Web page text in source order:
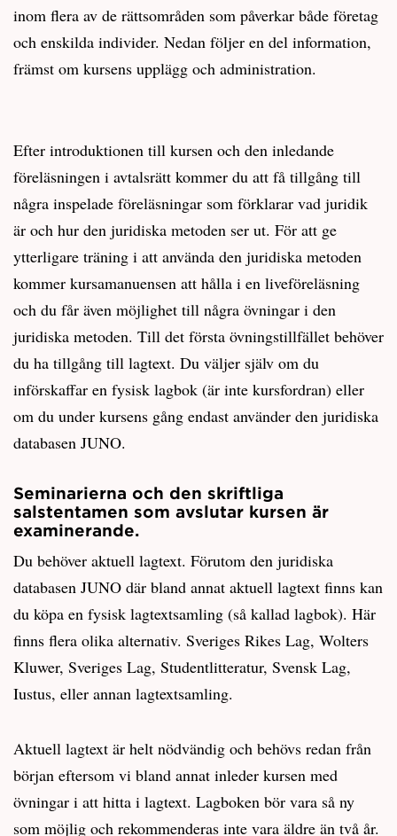
inom flera av de rättsområden som påverkar både företag
och enskilda individer. Nedan följer en del information,
främst om kursens upplägg och administration.
Efter introduktionen till kursen och den inledande
föreläsningen i avtalsrätt kommer du att få tillgång till
några inspelade föreläsningar som förklarar vad juridik
är och hur den juridiska metoden ser ut. För att ge
ytterligare träning i att använda den juridiska metoden
kommer kursamanuensen att hålla i en liveföreläsning
och du får även möjlighet till några övningar i den
juridiska metoden. Till det första övningstillfället behöver
du ha tillgång till lagtext. Du väljer själv om du
införskaffar en fysisk lagbok (är inte kursfordran) eller
om du under kursens gång endast använder den juridiska
databasen JUNO.
Seminarierna och den skriftliga
salstentamen som avslutar kursen är
examinerande.
Du behöver aktuell lagtext. Förutom den juridiska
databasen JUNO där bland annat aktuell lagtext finns kan
du köpa en fysisk lagtextsamling (så kallad lagbok). Här
finns flera olika alternativ. Sveriges Rikes Lag, Wolters
Kluwer, Sveriges Lag, Studentlitteratur, Svensk Lag,
Iustus, eller annan lagtextsamling.
Aktuell lagtext är helt nödvändig och behövs redan från
början eftersom vi bland annat inleder kursen med
övningar i att hitta i lagtext. Lagboken bör vara så ny
som möjlig och rekommenderas inte vara äldre än två år.